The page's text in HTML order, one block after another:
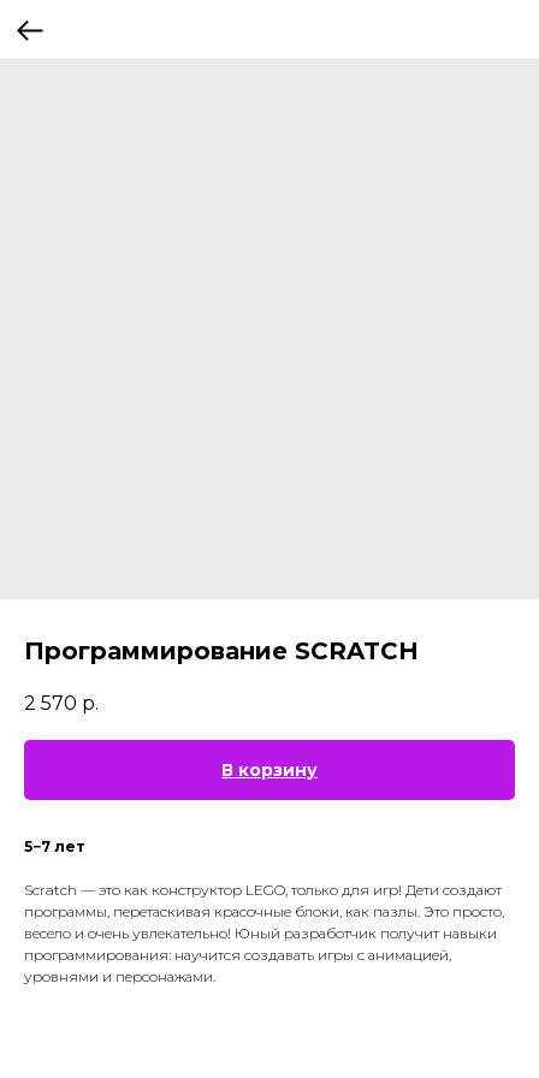
Программирование SCRATCH
2 570 р.
В корзину
5−7 лет
Scratch — это как конструктор LEGO, только для игр! Дети создают
программы, перетаскивая красочные блоки, как пазлы. Это просто,
весело и очень увлекательно! Юный разработчик получит навыки
программирования: научится создавать игры с анимацией,
уровнями и персонажами.